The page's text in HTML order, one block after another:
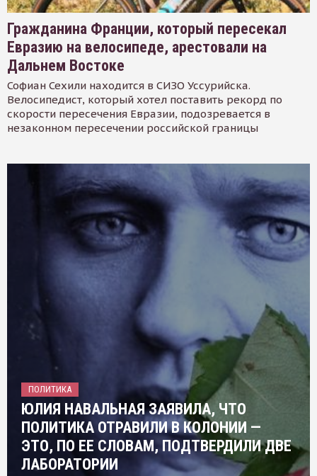
Гражданина Франции, который пересекал
Евразию на велосипеде, арестовали на
Дальнем Востоке
Софиан Сехили находится в СИЗО Уссурийска.
Велосипедист, который хотел поставить рекорд по
скорости пересечения Евразии, подозревается в
незаконном пересечении российской границы
ПОЛИТИКА
ЮЛИЯ НАВАЛЬНАЯ ЗАЯВИЛА, ЧТО
ПОЛИТИКА ОТРАВИЛИ В КОЛОНИИ —
ЭТО, ПО ЕЕ СЛОВАМ, ПОДТВЕРДИЛИ ДВЕ
ЛАБОРАТОРИИ